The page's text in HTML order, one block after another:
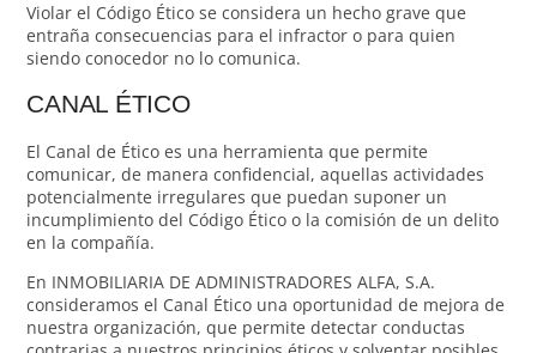
Violar el Código Ético se considera un hecho grave que
entraña consecuencias para el infractor o para quien
siendo conocedor no lo comunica.
CANAL ÉTICO
El Canal de Ético es una herramienta que permite
comunicar, de manera confidencial, aquellas actividades
potencialmente irregulares que puedan suponer un
incumplimiento del Código Ético o la comisión de un delito
en la compañía.
En INMOBILIARIA DE ADMINISTRADORES ALFA, S.A.
consideramos el Canal Ético una oportunidad de mejora de
nuestra organización, que permite detectar conductas